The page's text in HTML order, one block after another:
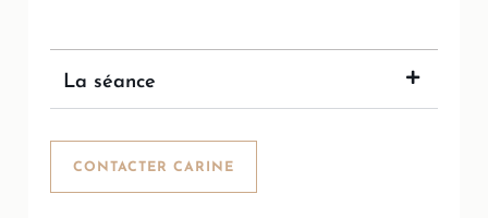
La séance
CONTACTER CARINE